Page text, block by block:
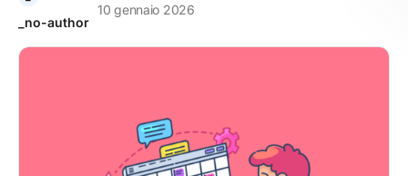
_no-author
10 gennaio 2026